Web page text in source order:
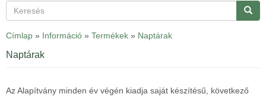
Keresés
Címlap » Információ » Termékek » Naptárak
Naptárak
Az Alapítvány minden év végén kiadja saját készítésű, következő